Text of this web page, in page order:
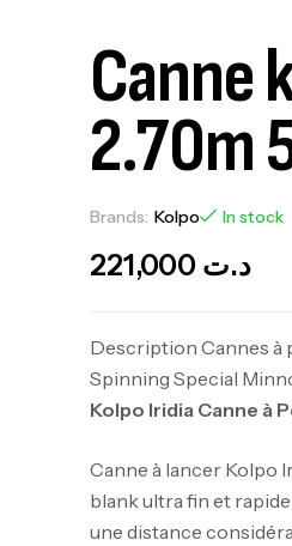
Canne
2.70m
Brands: Kolpo In stock
د.ت 221,000
Description Cannes à
Spinning Special
Kolpo Iridia Canne à
Canne à lancer Kolpo
blank ultra fin et
une distance